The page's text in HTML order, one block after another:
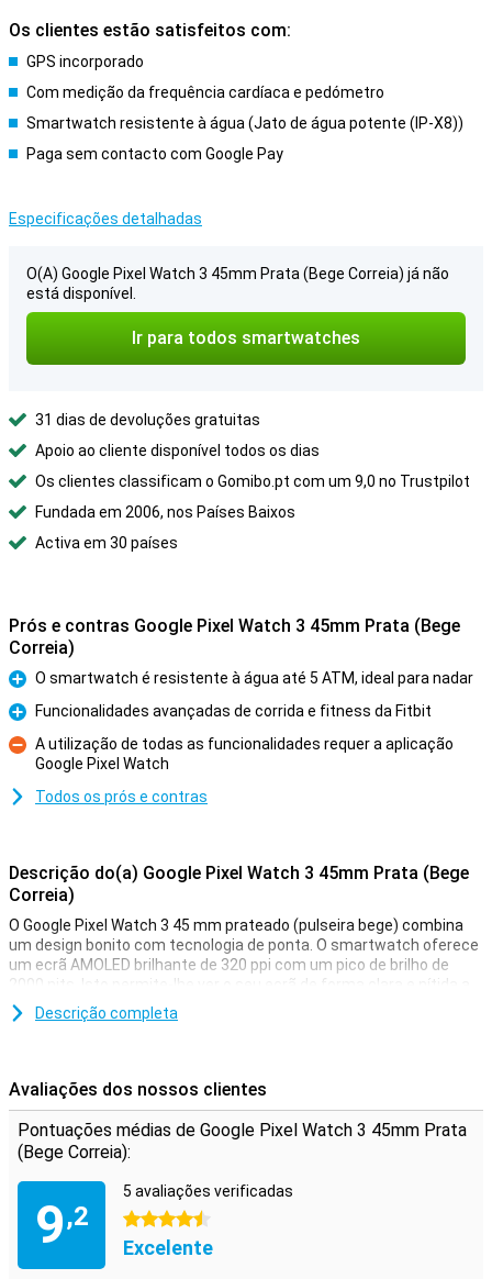
Os clientes estão satisfeitos com:
GPS incorporado
Com medição da frequência cardíaca e pedómetro
Smartwatch resistente à água (Jato de água potente (IP-X8))
Paga sem contacto com Google Pay
Especificações detalhadas
O(A) Google Pixel Watch 3 45mm Prata (Bege Correia) já não
está disponível.
Ir para todos smartwatches
31 dias de devoluções gratuitas
Apoio ao cliente disponível todos os dias
Os clientes classificam o Gomibo.pt com um 9,0 no Trustpilot
Fundada em 2006, nos Países Baixos
Activa em 30 países
Prós e contras Google Pixel Watch 3 45mm Prata (Bege
Correia)
Prós
O smartwatch é resistente à água até 5 ATM, ideal para nadar
Prós
Funcionalidades avançadas de corrida e fitness da Fitbit
Contras
A utilização de todas as funcionalidades requer a aplicação
Google Pixel Watch
Todos os prós e contras
Descrição do(a) Google Pixel Watch 3 45mm Prata (Bege
Correia)
O Google Pixel Watch 3 45 mm prateado (pulseira bege) combina
um design bonito com tecnologia de ponta. O smartwatch oferece
um ecrã AMOLED brilhante de 320 ppi com um pico de brilho de
2000 nits. Isto permite-lhe ver o seu ecrã de forma clara e nítida a
qualquer hora e em qualquer lugar. Com funcionalidades avançadas
de corrida e fitness, uma autonomia de bateria de até 36 horas e
torna-o adequado para nadar. Além disso, a sua integração perfeita
com dispositivos Android e a monitorização da saúde garantem
uma experiência de utilização ideal.
Funcionalidades de corrida e fitness
O Google Pixel Watch 3 45mm Silver (pulseira bege) permite-lhe
melhorar o seu desempenho de corrida graças às funcionalidades
avançadas de corrida da Fitbit. Crie os seus próprios exercícios de
corrida, obtenha orientação em tempo real e acompanhe a sua
forma de corrida. O smartwatch tem um sensor ótico de
Descrição completa
Avaliações dos nossos clientes
Pontuações médias de Google Pixel Watch 3 45mm Prata
(Bege Correia):
9,2
5 avaliações verificadas
4.5 estrelas
Excelente